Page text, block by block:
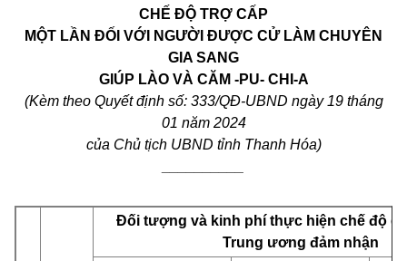
CHẾ ĐỘ TRỢ CẤP
MỘT LẦN ĐỐI VỚI NGƯỜI ĐƯỢC CỬ LÀM CHUYÊN
GIA SANG
GIÚP LÀO VÀ CĂM -PU- CHI-A
(Kèm theo Quyết định số: 333/QĐ-UBND ngày 19 tháng
01 năm 2024
của Chủ tịch UBND tỉnh Thanh Hóa)
Đối tượng và kinh phí thực hiện chế độ
Trung ương đảm nhận